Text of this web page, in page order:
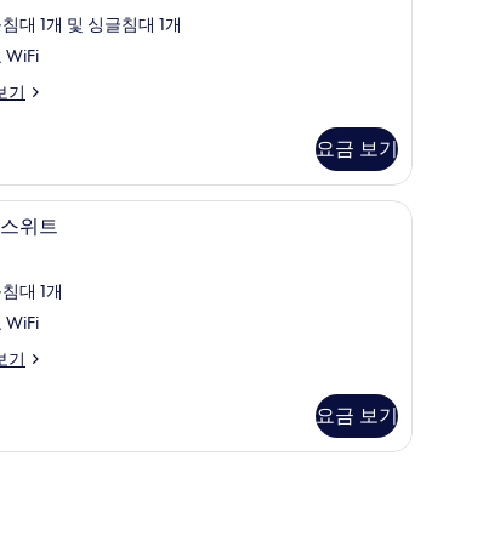
대 1개 및 싱글침대 1개
WiFi
기
요금 보기
료 WiFi 주니어 스위트 | 객실 내 금고, 책상, 방음 설비,
위트
대 1개
WiFi
기
요금 보기